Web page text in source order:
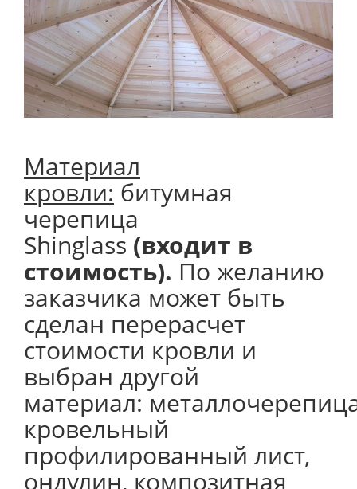
Материал
кровли: битумная
черепица
Shinglass (входит в
стоимость). По желанию
заказчика может быть
сделан перерасчет
стоимости кровли и
выбран другой
материал:
кровельный
профилированный лист,
ондулин, композитная